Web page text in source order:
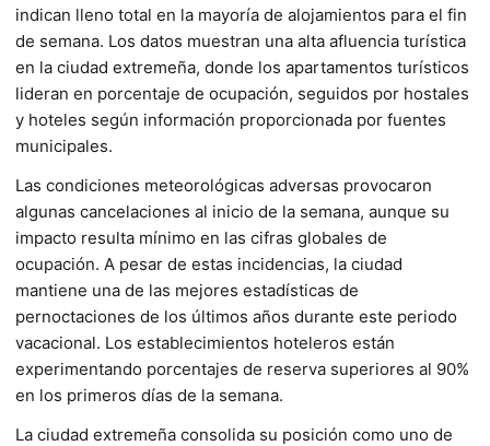
indican lleno total en la mayoría de alojamientos para el fin
de semana. Los datos muestran una alta afluencia turística
en la ciudad extremeña, donde los apartamentos turísticos
lideran en porcentaje de ocupación, seguidos por hostales
y hoteles según información proporcionada por fuentes
municipales.
Las condiciones meteorológicas adversas provocaron
algunas cancelaciones al inicio de la semana, aunque su
impacto resulta mínimo en las cifras globales de
ocupación. A pesar de estas incidencias, la ciudad
mantiene una de las mejores estadísticas de
pernoctaciones de los últimos años durante este periodo
vacacional. Los establecimientos hoteleros están
experimentando porcentajes de reserva superiores al 90%
en los primeros días de la semana.
La ciudad extremeña consolida su posición como uno de